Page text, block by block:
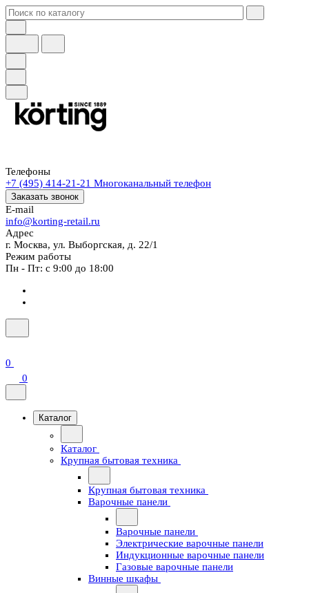
Телефоны
+7 (495) 414-21-21 Многоканальный телефон
Заказать звонок
E-mail
info@korting-retail.ru
Адрес
г. Москва, ул. Выборгская, д. 22/1
Режим работы
Пн - Пт: с 9:00 до 18:00
0
0
Каталог
Каталог
Крупная бытовая техника
Крупная бытовая техника
Варочные панели
Варочные панели
Электрические варочные панели
Индукционные варочные панели
Газовые варочные панели
Винные шкафы